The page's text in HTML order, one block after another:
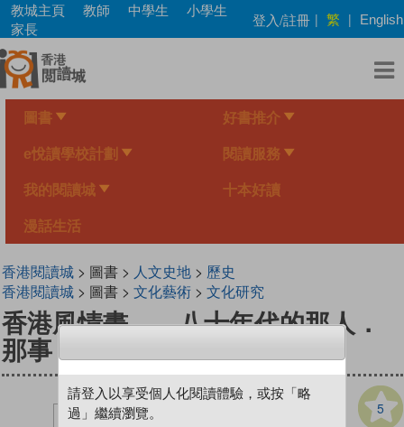
Skip
main
content
教城主頁 教師 中學生
小學生
家長
登入/註冊 | 繁 | English
圖書 好書推介
e悅讀學校計劃 閱讀服務
我的閱讀城 十本好讀
漫話生活
香港閱讀城> 圖書 > 人文史地> 歷史
香港閱讀城> 圖書 > 文化藝術> 文化研究
香港風情畫——八十年代的那人．
那事．那景
5
請登入以享受個人化閱讀體驗，或按「略
過」繼續瀏覽。